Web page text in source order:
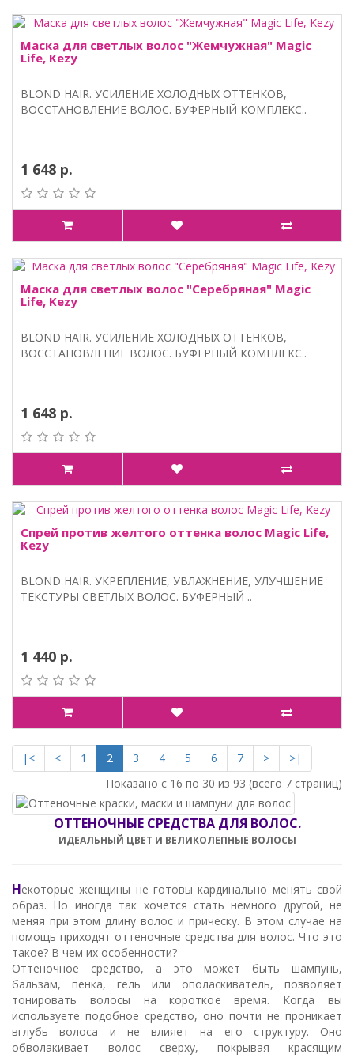
Маска для светлых волос "Жемчужная" Magic
Life, Kezy
BLOND HAIR. УСИЛЕНИЕ ХОЛОДНЫХ ОТТЕНКОВ,
ВОССТАНОВЛЕНИЕ ВОЛОС. БУФЕРНЫЙ КОМПЛЕКС..
1 648 р.
Маска для светлых волос "Серебряная" Magic
Life, Kezy
BLOND HAIR. УСИЛЕНИЕ ХОЛОДНЫХ ОТТЕНКОВ,
ВОССТАНОВЛЕНИЕ ВОЛОС. БУФЕРНЫЙ КОМПЛЕКС..
1 648 р.
Спрей против желтого оттенка волос Magic Life,
Kezy
BLOND HAIR. УКРЕПЛЕНИЕ, УВЛАЖНЕНИЕ, УЛУЧШЕНИЕ
ТЕКСТУРЫ СВЕТЛЫХ ВОЛОС. БУФЕРНЫЙ ..
1 440 р.
|< < 1 2 3 4 5 6 7 >
>|
Показано с 16 по 30 из 93 (всего 7 страниц)
ОТТЕНОЧНЫЕ СРЕДСТВА ДЛЯ ВОЛОС.
ИДЕАЛЬНЫЙ ЦВЕТ И ВЕЛИКОЛЕПНЫЕ ВОЛОСЫ
Некоторые женщины не готовы кардинально менять свой
образ. Но иногда так хочется стать немного другой, не
меняя при этом длину волос и прическу. В этом случае на
помощь приходят оттеночные средства для волос. Что это
такое? В чем их особенности?
Оттеночное средство, а это может быть шампунь,
бальзам, пенка, гель или ополаскиватель, позволяет
тонировать волосы на короткое время. Когда вы
используете подобное средство, оно почти не проникает
вглубь волоса и не влияет на его структуру. Оно
обволакивает волос сверху, покрывая красящим